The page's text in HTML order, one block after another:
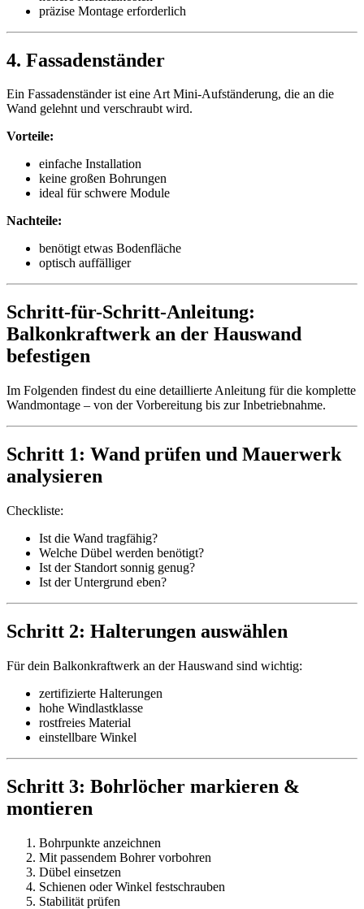
präzise Montage erforderlich
4. Fassadenständer
Ein Fassadenständer ist eine Art Mini-Aufständerung, die an die
Wand gelehnt und verschraubt wird.
Vorteile:
einfache Installation
keine großen Bohrungen
ideal für schwere Module
Nachteile:
benötigt etwas Bodenfläche
optisch auffälliger
Schritt-für-Schritt-Anleitung:
Balkonkraftwerk an der Hauswand
befestigen
Im Folgenden findest du eine detaillierte Anleitung für die komplette
Wandmontage – von der Vorbereitung bis zur Inbetriebnahme.
Schritt 1: Wand prüfen und Mauerwerk
analysieren
Checkliste:
Ist die Wand tragfähig?
Welche Dübel werden benötigt?
Ist der Standort sonnig genug?
Ist der Untergrund eben?
Schritt 2: Halterungen auswählen
Für dein Balkonkraftwerk an der Hauswand sind wichtig:
zertifizierte Halterungen
hohe Windlastklasse
rostfreies Material
einstellbare Winkel
Schritt 3: Bohrlöcher markieren &
montieren
Bohrpunkte anzeichnen
Mit passendem Bohrer vorbohren
Dübel einsetzen
Schienen oder Winkel festschrauben
Stabilität prüfen